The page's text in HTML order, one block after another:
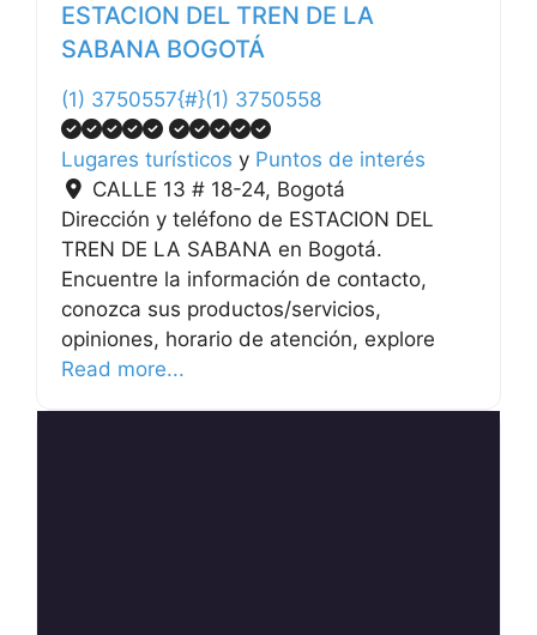
ESTACION DEL TREN DE LA
SABANA BOGOTÁ
(1) 3750557{#}(1) 3750558
Lugares turísticos y Puntos de interés
CALLE 13 # 18-24, Bogotá
Dirección y teléfono de ESTACION DEL
TREN DE LA SABANA en Bogotá.
Encuentre la información de contacto,
conozca sus productos/servicios,
opiniones, horario de atención, explore
Read more...